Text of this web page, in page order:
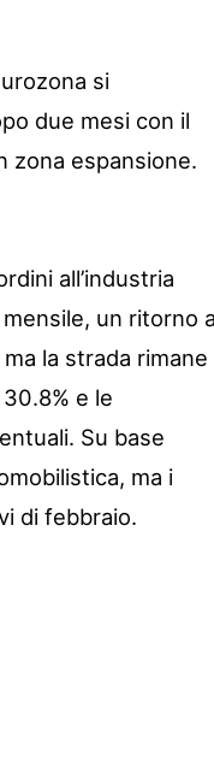
si
due mesi con il
zona espansione.
all’industria
un ritorno
la strada rimane
e le
Su base
ma i
di febbraio.